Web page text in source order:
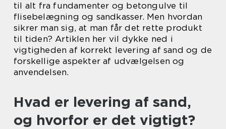
til alt fra fundamenter og betongulve til
flisebelægning og sandkasser. Men hvordan
sikrer man sig, at man får det rette produkt
til tiden? Artiklen her vil dykke ned i
vigtigheden af korrekt levering af sand og de
forskellige aspekter af udvælgelsen og
anvendelsen.
Hvad er levering af sand,
og hvorfor er det vigtigt?